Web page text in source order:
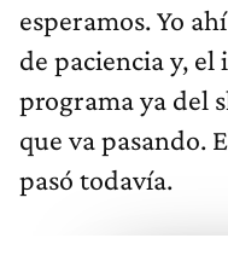
esperamos. Yo
de paciencia y,
programa ya del
que va pasando.
pasó todavía.